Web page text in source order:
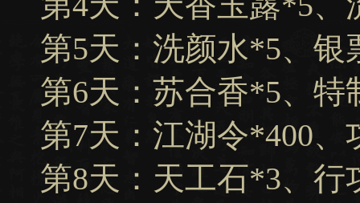
第5天：洗颜水*5、银
第6天：苏合香*5、特
第7天：江湖令*400、
第8天：天工石*3、行